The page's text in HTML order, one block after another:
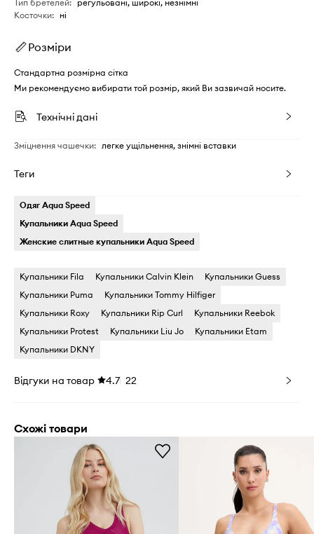
Тип бретелей: регульовані, широкі, незнімні
Косточки: ні
Розміри
Стандартна розмірна сітка
Ми рекомендуємо вибирати той розмір, який Ви зазвичай носите.
Технічні дані
Зміцнення чашечки: легке ущільнення, знімні вставки
Теги
Одяг Aqua Speed
Купальники Aqua Speed
Женские слитные купальники Aqua Speed
Купальники Fila Купальники Calvin Klein
Купальники Guess
Купальники Puma
Купальники Tommy Hilfiger
Купальники Roxy
Купальники Rip Curl
Купальники Reebok
Купальники Protest
Купальники Liu Jo
Купальники Etam
Купальники DKNY
Відгуки на товар 4.7 22
Схожі товари